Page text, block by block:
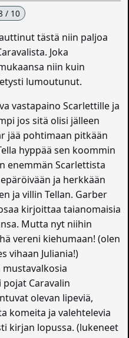
/ 10
tästä niin paljoa
Joka
niin kuin
lumoutunut.
vastapaino Scarlettille ja
jos sitä olisi jälleen
jää pohtimaan pitkään
hyppää sen koommin
enemmän Scarlettista
ja herkkään
ja villin Tellan. Garber
kirjoittaa taianomaisia
Mutta nyt niihin
vereni kiehumaan! (olen
vihaan Juliania!)
Caravalin
olevan lipeviä,
komeita ja valehtelevia
kirjan lopussa. (lukeneet